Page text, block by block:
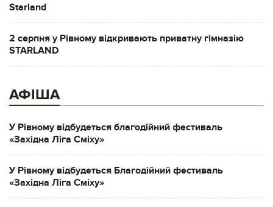
Starland
2 серпня у Рівному відкривають приватну гімназію
STARLAND
АФІША
У Рівному відбудеться благодійний фестиваль
«Західна Ліга Сміху»
У Рівному відбудеться Благодійний фестиваль
«Західна Ліга Сміху»